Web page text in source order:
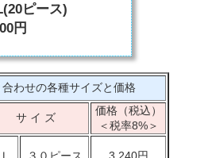
ピース)
円
わせの各種サイズと価格
サ イ ズ
価格（税込）
＜税率8%＞